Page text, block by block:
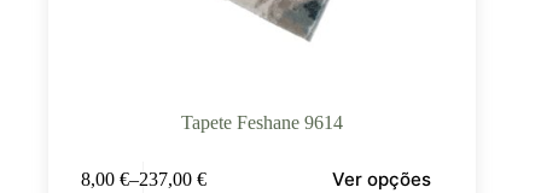
Tapete Feshane 9614
8,00 €–237,00 € Ver opções